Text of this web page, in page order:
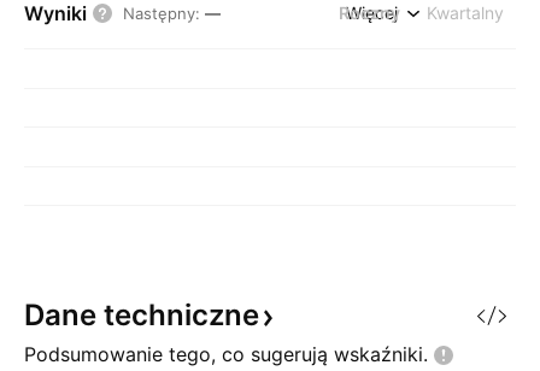
Wyniki Następny: — Roczny Kwartalny
Więcej
Dane techniczne
Podsumowanie tego, co sugerują wskaźniki.